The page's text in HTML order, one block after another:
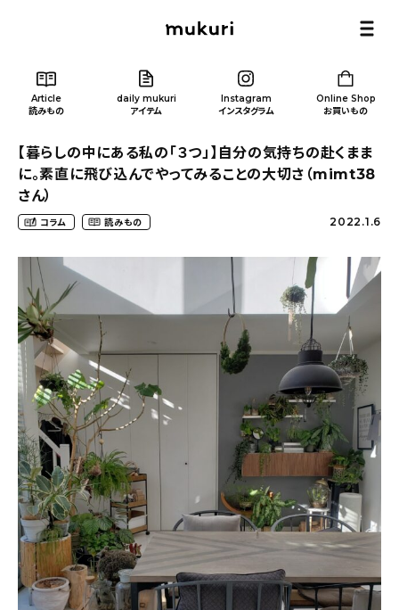
Article
読みもの
daily mukuri
アイテム
Instagram
インスタグラム
Online Shop
お買いもの
カテゴリー一覧
新着記事
人気の記事
おすすめの記事
コラム
インテリア
キッチン
収納/掃除
【暮らしの中にある私の「３つ」】自分の気持ちの赴くまま
に。素直に飛び込んでやってみることの大切さ（mimt38
さん）
コラム 読みもの 2022.1.6